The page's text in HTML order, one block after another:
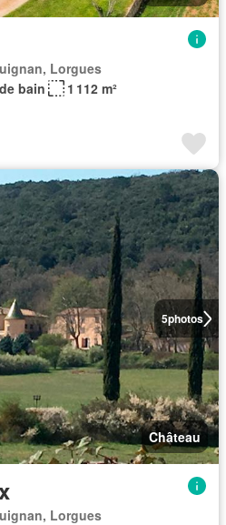
Lorgues
bain
1 112 m²
5photos
Château
Lorgues